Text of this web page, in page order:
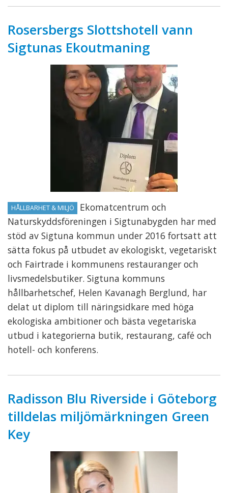
Rosersbergs Slottshotell vann
Sigtunas Ekoutmaning
HÅLLBARHET & MILJÖ
Ekomatcentrum och
Naturskyddsföreningen i Sigtunabygden har med
stöd av Sigtuna kommun under 2016 fortsatt att
sätta fokus på utbudet av ekologiskt, vegetariskt
och Fairtrade i kommunens restauranger och
livsmedelsbutiker. Sigtuna kommuns
hållbarhetschef, Helen Kavanagh Berglund, har
delat ut diplom till näringsidkare med höga
ekologiska ambitioner och bästa vegetariska
utbud i kategorierna butik, restaurang, café och
hotell- och konferens.
Radisson Blu Riverside i Göteborg
tilldelas miljömärkningen Green
Key